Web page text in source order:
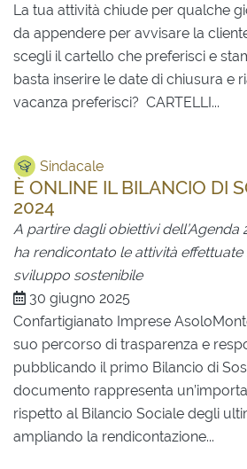
La tua attività chiude per qualche
da appendere per avvisare la
scegli il cartello che preferisci e
basta inserire le date di chiusura e
vacanza preferisci? CARTELLI...
Sindacale
È ONLINE IL BILANCIO DI
2024
A partire dagli obiettivi dell’Agenda
ha rendicontato le attività effettuate
sviluppo sostenibile
30 giugno 2025
Confartigianato Imprese
suo percorso di trasparenza e
pubblicando il primo Bilancio di
documento rappresenta
rispetto al Bilancio Sociale degli
ampliando la rendicontazione...